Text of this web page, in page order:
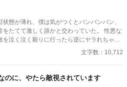
状態が薄れ、僕は気がつくとパンパンパン、
たてて激しく誰かと交わっていた。 性悪な
を泣く泣く殺りに行ったら逆にヤラれちゃっ
ンライトノベルにも掲載
文字数：10,712
のに、やたら敵視されています